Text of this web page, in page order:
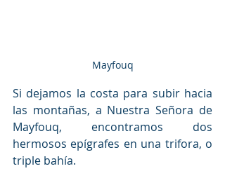
Mayfouq
Si dejamos la costa para subir hacia
las montañas, a Nuestra Señora de
Mayfouq, encontramos dos
hermosos epígrafes en una trifora, o
triple bahía.